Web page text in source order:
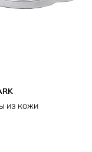
из кожи